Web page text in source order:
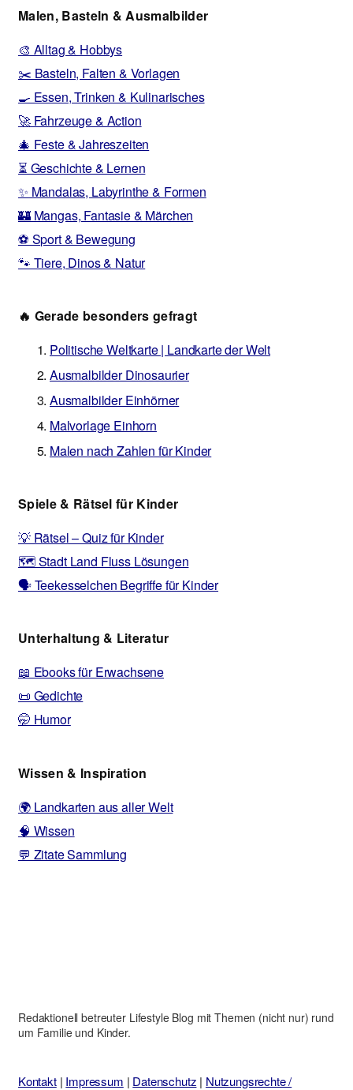
Malen, Basteln & Ausmalbilder
🎨 Alltag & Hobbys
✂️ Basteln, Falten & Vorlagen
🍳 Essen, Trinken & Kulinarisches
🚀 Fahrzeuge & Action
🎄 Feste & Jahreszeiten
⏳ Geschichte & Lernen
✨ Mandalas, Labyrinthe & Formen
🏰 Mangas, Fantasie & Märchen
⚽ Sport & Bewegung
🐾 Tiere, Dinos & Natur
🔥 Gerade besonders gefragt
Politische Weltkarte | Landkarte der Welt
Ausmalbilder Dinosaurier
Ausmalbilder Einhörner
Malvorlage Einhorn
Malen nach Zahlen für Kinder
Spiele & Rätsel für Kinder
💡 Rätsel – Quiz für Kinder
🗺️ Stadt Land Fluss Lösungen
🗣️ Teekesselchen Begriffe für Kinder
Unterhaltung & Literatur
📖 Ebooks für Erwachsene
📜 Gedichte
🤭 Humor
Wissen & Inspiration
🌍 Landkarten aus aller Welt
🧠 Wissen
💬 Zitate Sammlung
Redaktionell betreuter Lifestyle Blog mit Themen (nicht nur) rund
um Familie und Kinder.
Kontakt| Impressum | Datenschutz | Nutzungsrechte /